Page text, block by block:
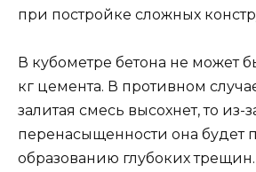
при постройке сложных
В кубометре бетона не может
кг цемента. В противном
залитая смесь высохнет, то из-
перенасыщенности она будет
образованию глубоких